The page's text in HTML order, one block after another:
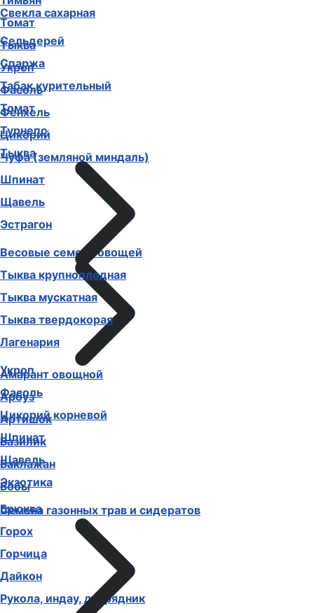
Томат
Тыква
Укроп
Фасоль
Фенхель
Цикорий
Чуфа (земляной миндаль)
Шпинат
Щавель
Эстрагон
Весовые семена овощей
Амарант овощной
Арбуз
Артишок
Базилик
Баклажан
Бобы
Брюква
Горох
Горчица
Дайкон
Рукола, индау, двурядник
Свекла сахарная
Сельдерей
Спаржа
Табак курительный
Томат
Турнепс
Тыква
Тыква крупноплодная
Тыква мускатная
Тыква твердокорая
Лагенария
Укроп
Фасоль
Цикорий корневой
Шпинат
Щавель
Экзотика
Семена газонных трав и сидератов